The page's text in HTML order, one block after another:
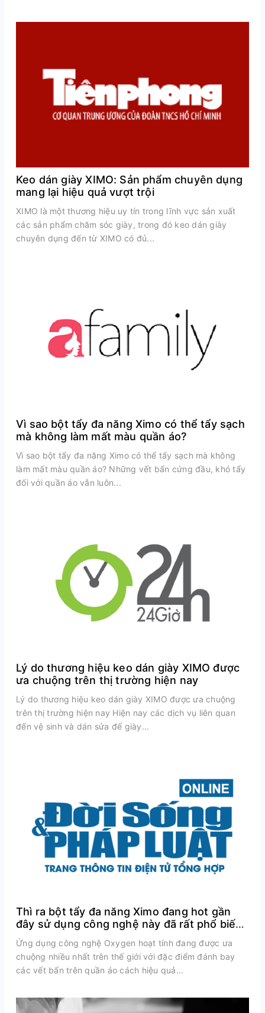
Keo dán giày XIMO: Sản phẩm chuyên dụng
mang lại hiệu quả vượt trội
XIMO là một thương hiệu uy tín trong lĩnh vực sản xuất
các sản phẩm chăm sóc giày, trong đó keo dán giày
chuyên dụng đến từ XIMO có đủ...
Vì sao bột tẩy đa năng Ximo có thể tẩy sạch
mà không làm mất màu quần áo?
Vì sao bột tẩy đa năng Ximo có thể tẩy sạch mà không
làm mất màu quần áo? Những vết bẩn cứng đầu, khó tẩy
đối với quần áo vẫn luôn...
Lý do thương hiệu keo dán giày XIMO được
ưa chuộng trên thị trường hiện nay
Lý do thương hiệu keo dán giày XIMO được ưa chuộng
trên thị trường hiện nay Hiện nay các dịch vụ liên quan
đến vệ sinh và dán sửa đế giày...
Thì ra bột tẩy đa năng Ximo đang hot gần
đây sử dụng công nghệ này đã rất phổ biến
trên thế giới
Ứng dụng công nghệ Oxygen hoạt tính đang được ưa
chuộng nhiều nhất trên thế giới với đặc điểm đánh bay
các vết bẩn trên quần áo cách hiệu quả...